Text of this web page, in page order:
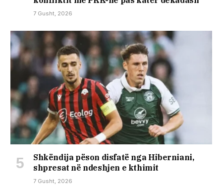
7 Gusht, 2026
Shkëndija pëson disfatë nga Hiberniani,
shpresat në ndeshjen e kthimit
7 Gusht, 2026